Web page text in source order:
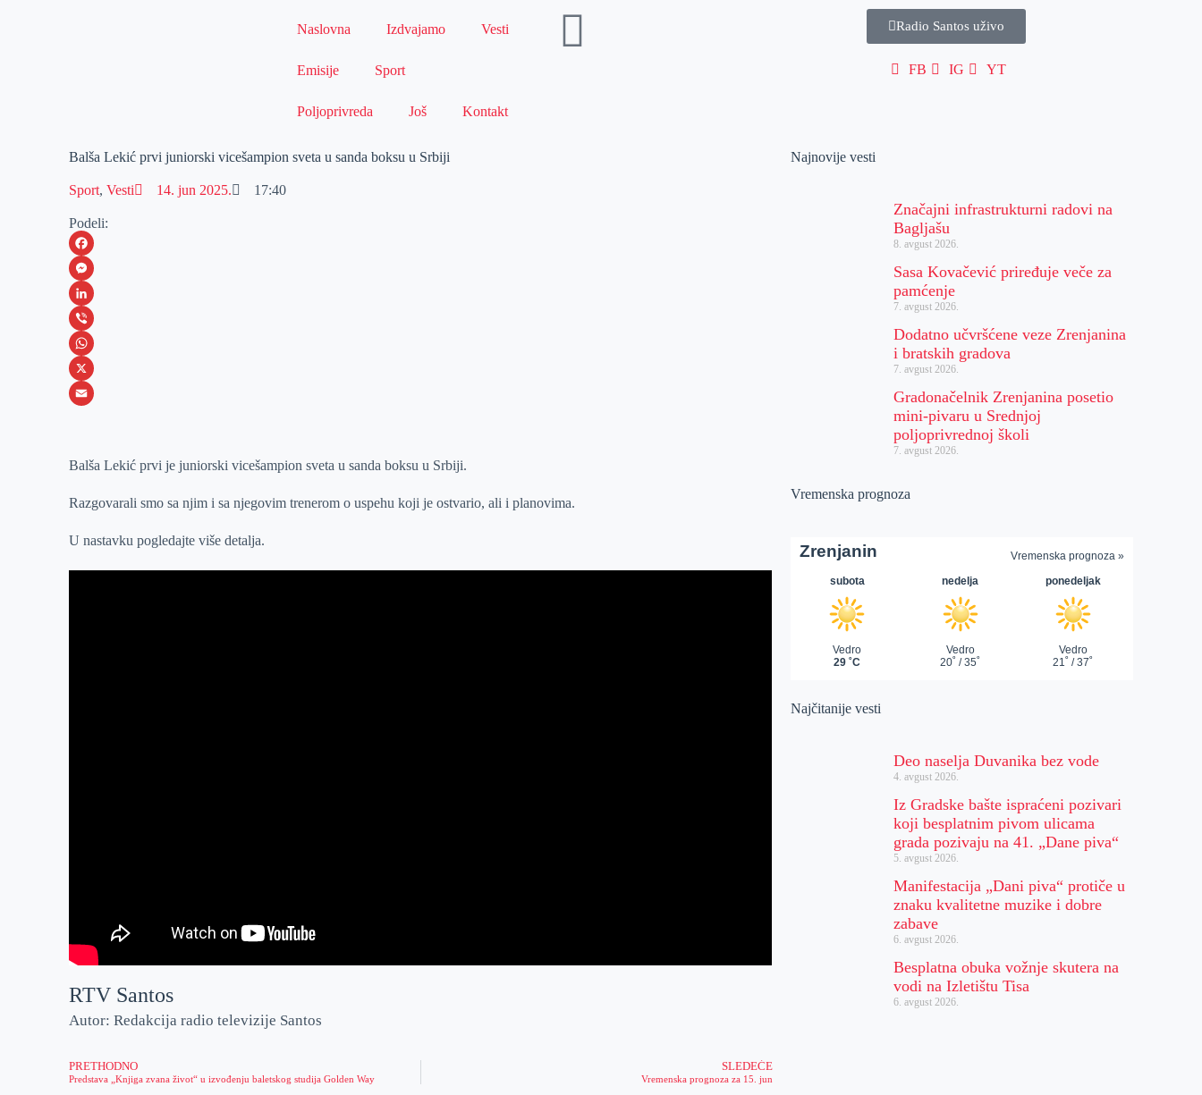
Naslovna Izdvajamo Vesti
Emisije Sport
Poljoprivreda Još Kontakt
Radio Santos uživo
FB IG YT
Balša Lekić prvi juniorski vicešampion sveta u sanda boksu u Srbiji
Sport,Vesti 14. jun 2025. 17:40
Podeli:
F
a
c
e
b
o
M
e
s
s
e
e
L
i
n
k
I
V
i
b
W
h
s
p
X
a
Balša Lekić prvi je juniorski vicešampion sveta u sanda boksu u Srbiji.
Razgovarali smo sa njim i sa njegovim trenerom o uspehu koji je ostvario, ali i planovima.
U nastavku pogledajte više detalja.
RTV Santos
Autor: Redakcija radio televizije Santos
PRETHODNO
Predstava „Knjiga zvana život“ u izvođenju baletskog studija Golden Way
SLEDEĆE
Vremenska prognoza za 15. jun
Najnovije vesti
Značajni infrastrukturni radovi na
Bagljašu
8. avgust 2026.
Sasa Kovačević priređuje veče za
pamćenje
7. avgust 2026.
Dodatno učvršćene veze Zrenjanina
i bratskih gradova
7. avgust 2026.
Gradonačelnik Zrenjanina posetio
mini-pivaru u Srednjoj
poljoprivrednoj školi
7. avgust 2026.
Vremenska prognoza
Najčitanije vesti
Deo naselja Duvanika bez vode
4. avgust 2026.
Iz Gradske bašte ispraćeni pozivari
koji besplatnim pivom ulicama
grada pozivaju na 41. „Dane piva“
5. avgust 2026.
Manifestacija „Dani piva“ protiče u
znaku kvalitetne muzike i dobre
zabave
6. avgust 2026.
Besplatna obuka vožnje skutera na
vodi na Izletištu Tisa
6. avgust 2026.